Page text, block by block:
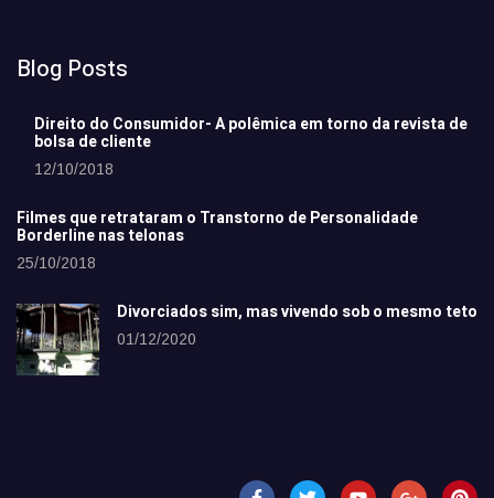
Blog Posts
Direito do Consumidor- A polêmica em torno da revista de
bolsa de cliente
12/10/2018
Filmes que retrataram o Transtorno de Personalidade
Borderline nas telonas
25/10/2018
Divorciados sim, mas vivendo sob o mesmo teto
01/12/2020